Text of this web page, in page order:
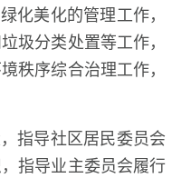
化美化的管理工作，
分类处置等工作，
秩序综合治理工作，
指导社区居民委员会
指导业主委员会履行